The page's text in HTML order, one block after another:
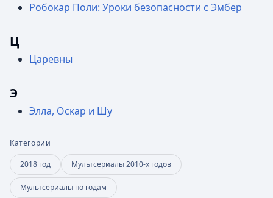
Робокар Поли: Уроки безопасности с Эмбер
Ц
Царевны
Э
Элла, Оскар и Шу
Категории
2018 год Мультсериалы 2010-х годов
Мультсериалы по годам